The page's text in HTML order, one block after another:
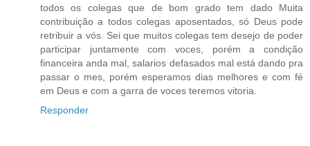
todos os colegas que de bom grado tem dado Muita
contribuição a todos colegas aposentados, só Deus pode
retribuir a vós. Sei que muitos colegas tem desejo de poder
participar juntamente com voces, porém a condição
financeira anda mal, salarios defasados mal está dando pra
passar o mes, porém esperamos dias melhores e com fé
em Deus e com a garra de voces teremos vitoria.
Responder